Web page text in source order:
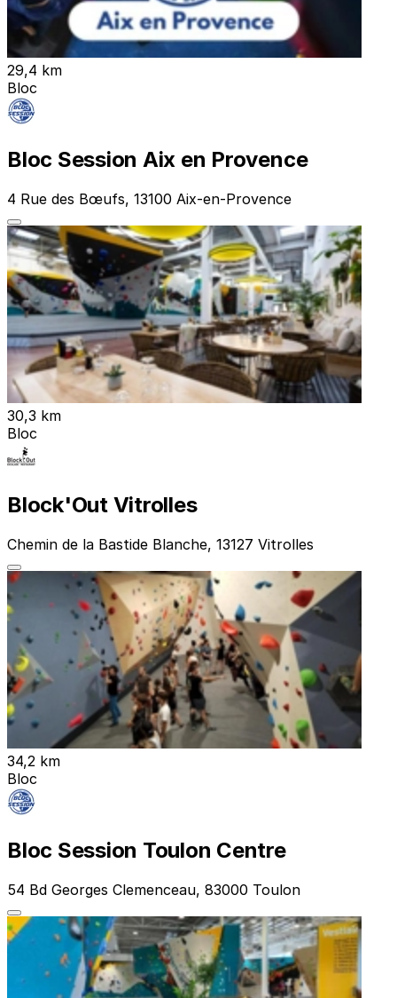
29,4 km
Bloc
Bloc Session Aix en Provence
4 Rue des Bœufs, 13100 Aix-en-Provence
30,3 km
Bloc
Block'Out Vitrolles
Chemin de la Bastide Blanche, 13127 Vitrolles
34,2 km
Bloc
Bloc Session Toulon Centre
54 Bd Georges Clemenceau, 83000 Toulon